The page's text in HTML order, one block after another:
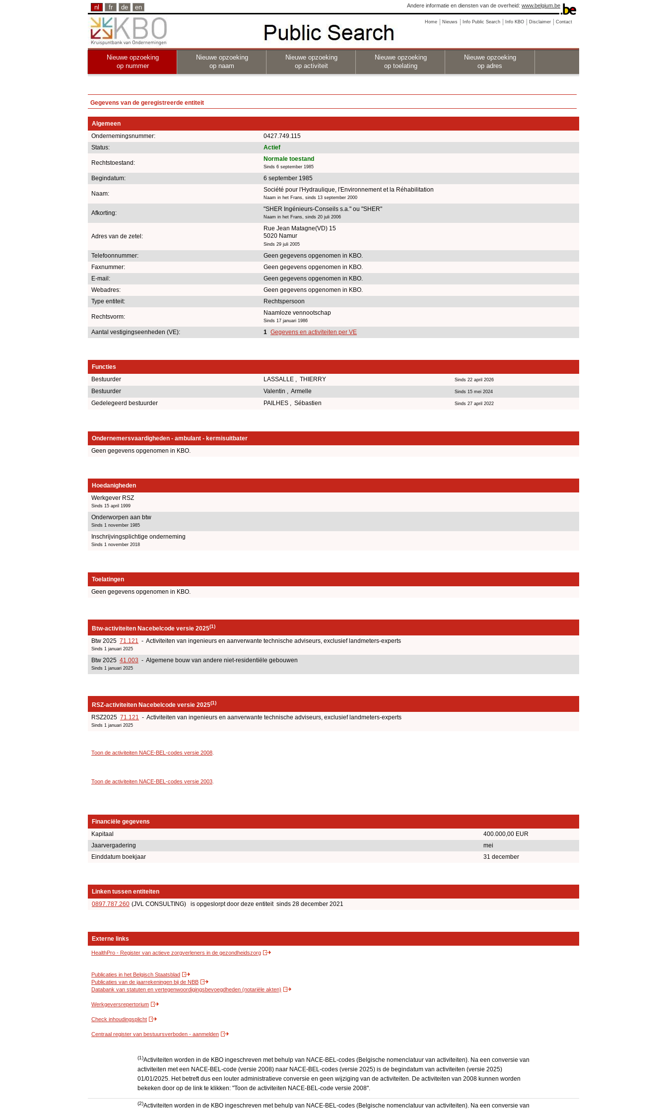
nl fr de en Andere informatie en diensten van de overheid: www.belgium.be
Home Nieuws Info Public Search Info KBO Disclaimer Contact
Nieuwe opzoeking
op nummer
Nieuwe opzoeking
op naam
Nieuwe opzoeking
op activiteit
Nieuwe opzoeking
op toelating
Nieuwe opzoeking
op adres
Gegevens van de geregistreerde entiteit
Algemeen
Ondernemingsnummer:
0427.749.115
Status:
Actief
Rechtstoestand:
Normale toestand
Sinds 6 september 1985
Begindatum: 6 september 1985
Naam:
Société pour l'Hydraulique, l'Environnement et la Réhabilitation
Naam in het Frans, sinds 13 september 2000
Afkorting:
"SHER Ingénieurs-Conseils s.a." ou "SHER"
Naam in het Frans, sinds 20 juli 2006
Adres van de zetel:
Rue Jean Matagne(VD) 15
5020 Namur
Sinds 29 juli 2005
Telefoonnummer:
Geen gegevens opgenomen in KBO.
Faxnummer:
Geen gegevens opgenomen in KBO.
E-mail:
Geen gegevens opgenomen in KBO.
Webadres:
Geen gegevens opgenomen in KBO.
Type entiteit:
Rechtspersoon
Rechtsvorm:
Naamloze vennootschap
Sinds 17 januari 1986
Aantal vestigingseenheden (VE): 1 Gegevens en activiteiten per VE
Functies
Bestuurder
LASSALLE , THIERRY Sinds 22 april 2026
Bestuurder Valentin , Armelle Sinds 15 mei 2024
Gedelegeerd bestuurder PAILHES , Sébastien Sinds 27 april 2022
Ondernemersvaardigheden - ambulant - kermisuitbater
Geen gegevens opgenomen in KBO.
Hoedanigheden
Werkgever RSZ
Sinds 15 april 1999
Onderworpen aan btw
Sinds 1 november 1985
Inschrijvingsplichtige onderneming
Sinds 1 november 2018
Toelatingen
Geen gegevens opgenomen in KBO.
Btw-activiteiten Nacebelcode versie 2025(1)
Btw 2025 71.121 - Activiteiten van ingenieurs en aanverwante technische adviseurs, exclusief landmeters-experts
Sinds 1 januari 2025
Btw 2025 41.003 - Algemene bouw van andere niet-residentiële gebouwen
Sinds 1 januari 2025
RSZ-activiteiten Nacebelcode versie 2025(1)
RSZ2025 71.121 - Activiteiten van ingenieurs en aanverwante technische adviseurs, exclusief landmeters-experts
Sinds 1 januari 2025
Toon de activiteiten NACE-BEL-codes versie 2008
Toon de activiteiten NACE-BEL-codes versie 2003
Financiële gegevens
Kapitaal
400.000,00 EUR
Jaarvergadering
mei
Einddatum boekjaar
31 december
Linken tussen entiteiten
0897.787.260 (JVL CONSULTING) is opgeslorpt door deze entiteit sinds 28 december 2021
Externe links
HealthPro - Register van actieve zorgverleners in de gezondheidszorg
Publicaties in het Belgisch Staatsblad
Publicaties van de jaarrekeningen bij de NBB
Databank van statuten en vertegenwoordigingsbevoegdheden (notariële akten)
Werkgeversrepertorium
Check inhoudingsplicht
Centraal register van bestuursverboden - aanmelden
(1)Activiteiten worden in de KBO ingeschreven met behulp van NACE-BEL-codes (Belgische nomenclatuur van activiteiten). Na een conversie van
activiteiten met een NACE-BEL-code (versie 2008) naar NACE-BEL-codes (versie 2025) is de begindatum van activiteiten (versie 2025)
01/01/2025. Het betreft dus een louter administratieve conversie en geen wijziging van de activiteiten. De activiteiten van 2008 kunnen worden
bekeken door op de link te klikken: "Toon de activiteiten NACE-BEL-code versie 2008".
(2)Activiteiten worden in de KBO ingeschreven met behulp van NACE-BEL-codes (Belgische nomenclatuur van activiteiten). Na een conversie van